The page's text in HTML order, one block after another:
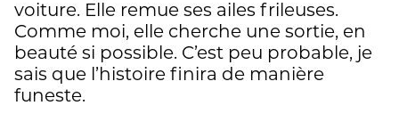
voiture. Elle remue ses ailes frileuses.
Comme moi, elle cherche une sortie, en
beauté si possible. C’est peu probable, je
sais que l’histoire finira de manière
funeste.